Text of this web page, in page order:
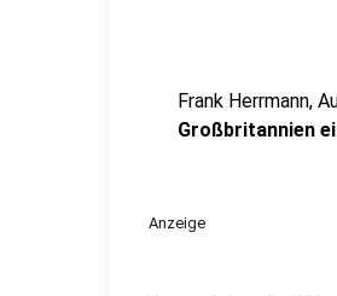
Frank Herrmann,
Großbritannien
Anzeige